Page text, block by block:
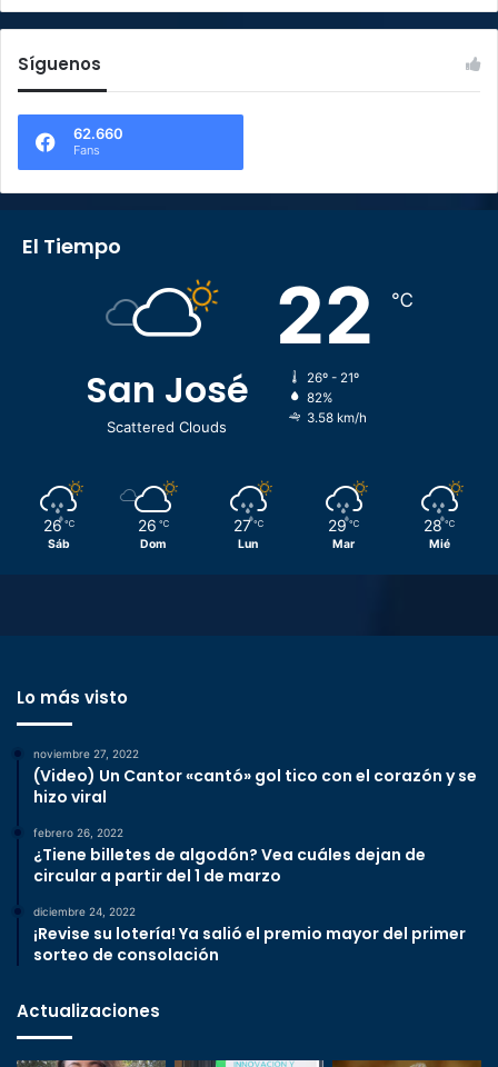
Síguenos
62.660
Fans
El Tiempo
San José
Scattered Clouds
22 ℃
26º - 21º
82%
3.58 km/h
26 ℃
Sáb
26 ℃
Dom
27 ℃
Lun
29 ℃
Mar
28 ℃
Mié
Lo más visto
noviembre 27, 2022
(Video) Un Cantor «cantó» gol tico con el corazón y se
hizo viral
febrero 26, 2022
¿Tiene billetes de algodón? Vea cuáles dejan de
circular a partir del 1 de marzo
diciembre 24, 2022
¡Revise su lotería! Ya salió el premio mayor del primer
sorteo de consolación
Actualizaciones